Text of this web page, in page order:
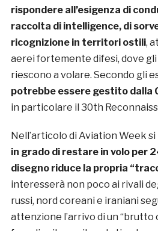
rispondere all’esigenza di
raccolta di intelligence, di
ricognizione in territori ostili,
aerei fortemente difesi, dove
riescono a volare. Secondo gli
potrebbe essere gestito dalla
in particolare il 30th
Nell’articolo di Aviation Week si
in grado di restare in volo per
disegno riduce la propria
interesserà non poco ai rivali
russi, nord coreani e iraniani
attenzione l’arrivo di un “brutto